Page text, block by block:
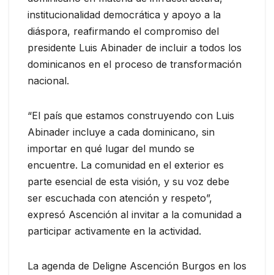
institucionalidad democrática y apoyo a la
diáspora, reafirmando el compromiso del
presidente Luis Abinader de incluir a todos los
dominicanos en el proceso de transformación
nacional.
“El país que estamos construyendo con Luis
Abinader incluye a cada dominicano, sin
importar en qué lugar del mundo se
encuentre. La comunidad en el exterior es
parte esencial de esta visión, y su voz debe
ser escuchada con atención y respeto”,
expresó Ascención al invitar a la comunidad a
participar activamente en la actividad.
La agenda de Deligne Ascención Burgos en los